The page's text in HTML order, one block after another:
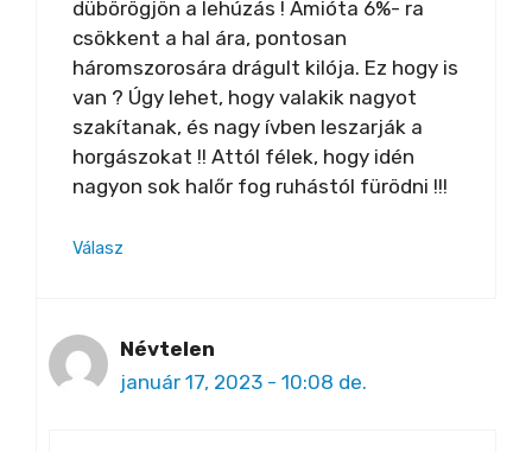
dübörögjön a lehúzás ! Amióta 6%- ra
csökkent a hal ára, pontosan
háromszorosára drágult kilója. Ez hogy is
van ? Úgy lehet, hogy valakik nagyot
szakítanak, és nagy ívben leszarják a
horgászokat !! Attól félek, hogy idén
nagyon sok halőr fog ruhástól fürödni !!!
Válasz
Névtelen
január 17, 2023 - 10:08 de.